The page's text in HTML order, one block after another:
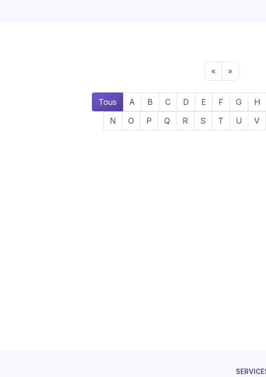
« »
Tous A B C D E F G H
N
O P Q R S T U V